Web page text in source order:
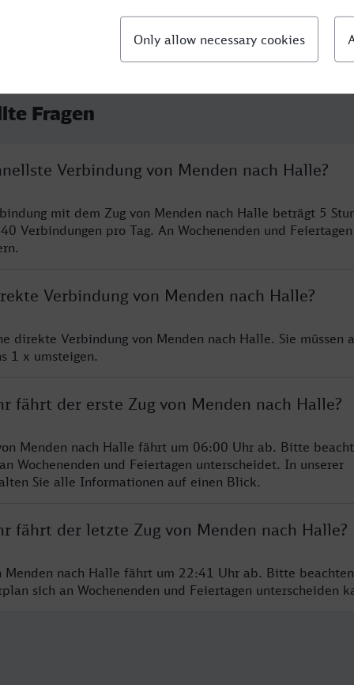
Fragen
Verbindung von Menden nach Halle?
mit dem Zug von Menden nach Halle beträgt 5
Verbindungen pro Tag. An Wochenenden und
Verbindung von Menden nach Halle?
direkte Verbindung von Menden nach Halle. Sie müssen
1 x umsteigen.
fährt der erste Zug von Menden nach Halle?
Menden nach Halle fährt um 06:00 Uhr ab. Bitte
Wochenenden und Feiertagen unterscheidet. In unserer
Sie alle Informationen auf einen Blick.
fährt der letzte Zug von Menden nach Halle?
Menden nach Halle fährt um 22:41 Uhr ab. Bitte
sich an Wochenenden und Feiertagen unterscheiden